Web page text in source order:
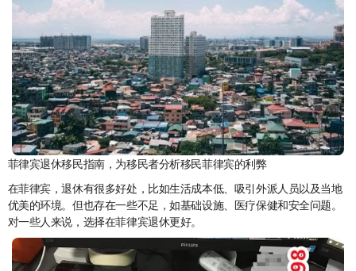
菲律宾退休移民指南，为移民者分析移民菲律宾的利弊
在菲律宾，退休有很多好处，比如生活成本低、吸引外派人员以及当地
优美的环境。但也存在一些不足，如基础设施、医疗保健和安全问题。
对一些人来说，选择在菲律宾退休更好。